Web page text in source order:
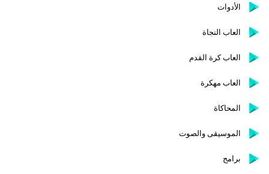
الأدوات
العاب النجاة
العاب كرة القدم
العاب مهكرة
المحاكاة
الموسيقى والصوت
برامج